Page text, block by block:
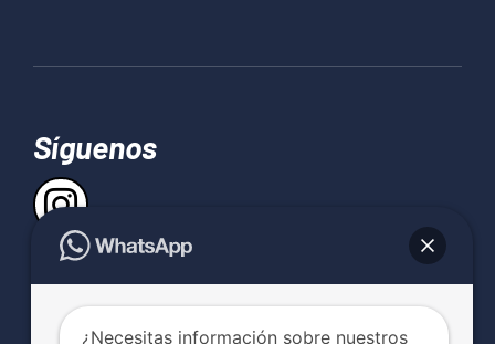
Síguenos
Contacta con Delfit
¿Necesitas información sobre nuestros